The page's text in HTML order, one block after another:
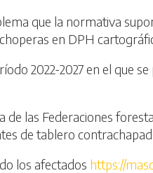
que la normativa
en DPH
2022-2027 en el que
las Federaciones
de tablero
los afectados https://